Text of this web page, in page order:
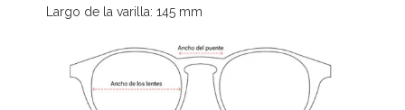
Largo de la varilla: 145 mm